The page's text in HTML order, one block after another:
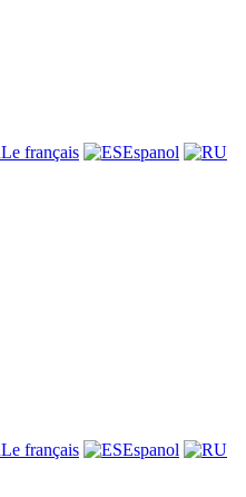
Le français
Espanol
Le français
Espanol